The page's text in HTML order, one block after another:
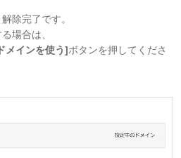
除完了です。
場合は、
メインを使う]ボタンを押してくださ